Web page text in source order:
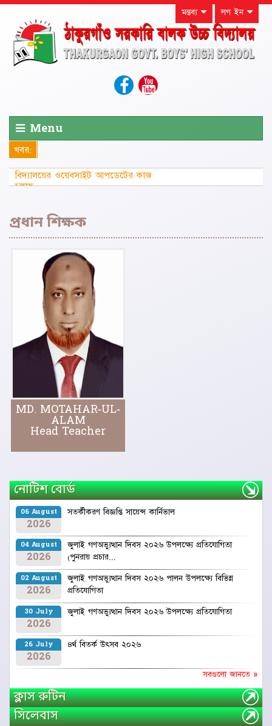
মন্তব্য লগ ইন
Menu
খবর:
বিদ্যালয়ের ওয়েবসাইট আপডেটের কাজ
চলছে...............
প্রধান শিক্ষক
MD. MOTAHAR-UL-
ALAM
Head Teacher
নোটিশ বোর্ড
06 August
2026
সতর্কীকরণ বিজ্ঞপ্তি ‍সায়েন্স কার্নিভাল
04 August
2026
জুলাই গণঅভ্যুত্থান দিবস ২০২৬ উপলক্ষ্যে প্রতিযোগিতা
(পুনরায় প্রচার...
02 August
2026
জুলাই গণঅভ্যুত্থান দিবস ২০২৬ পালন উপলক্ষ্যে বিভিন্ন
প্রতিযোগিতা
30 July
2026
জুলাই গণঅভ্যুত্থান দিবস ২০২৬ উপলক্ষ্যে প্রতিযোগিতা
26 July
2026
৪র্থ বিতর্ক উৎসব ২০২৬
সবগুলো জানতে »
ক্লাস রুটিন
সিলেবাস